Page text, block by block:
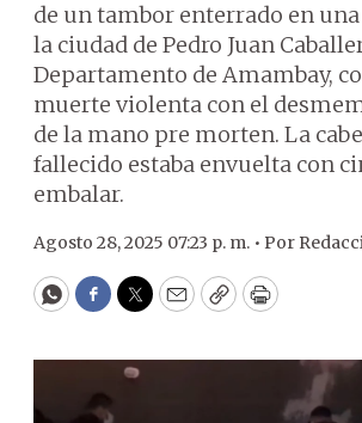
de un tambor enterrado en
la ciudad de Pedro Juan
Departamento de Amambay,
muerte violenta con el
de la mano pre morten. La
fallecido estaba envuelta con
embalar.
Agosto 28, 2025 07:23 p. m. • Por
WhatsApp
Facebook
Twitter
EmailCopyPrint